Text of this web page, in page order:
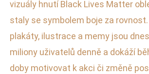
vizuály hnutí Black Lives Matter
staly se symbolem boje za
plakáty, ilustrace a memy jsou
miliony uživatelů denně a dokáží
doby motivovat k akci či změně